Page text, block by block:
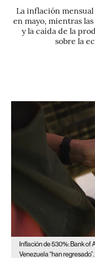
La inflación
en mayo, mientras
y la caída de la
sobre la
Inflación de 530%: Bank of
Venezuela “han regresado”.